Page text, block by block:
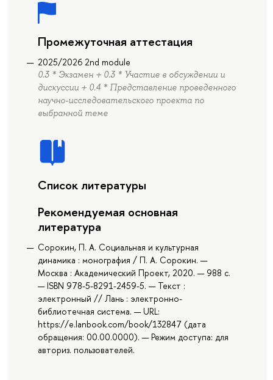
Промежуточная аттестация
2025/2026 2nd module
0.3 * Экзамен + 0.3 * Участие в обсуждении и
дискуссии + 0.4 * Представление проведенного
научно-исследовательского проекта по
выбранной теме
Список литературы
Рекомендуемая основная
литература
Cорокин, П. А. Социальная и культурная
динамика : монография / П. А. Cорокин. —
Москва : Академический Проект, 2020. — 988 с.
— ISBN 978-5-8291-2459-5. — Текст :
электронный // Лань : электронно-
библиотечная система. — URL:
https://e.lanbook.com/book/132847 (дата
обращения: 00.00.0000). — Режим доступа: для
авториз. пользователей.